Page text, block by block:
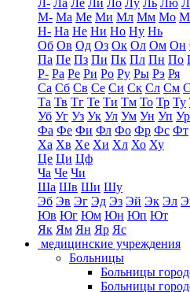
Л- Ла Ле Ли Ло Лу Ль Лю
М- Ма Ме Ми Мл Мм Мо
Н- На Не Ни Но Ну Нь
Об Ов Од Оз Ок Ол Ом Он
Па Пе Пз Пи Пк Пл Пн По
Р- Ра Ре Ри Ро Ру Ры Рэ Ря
Са Сб Св Се Си Ск Сл См
Та Тв Тг Те Ти Тм То Тр Ту
Уб Уг Уз Ук Ул Ум Ун Уп Ур
Фа Фе Фи Фл Фо Фр Фс Фт
Ха Хв Хе Хи Хл Хо Ху
Це Ци Цф
Ча Че Чи
Ша Шв Ши Шу
Эб Эв Эг Эд Эз Эй Эк Эл
Юв Юг Юм Юн Юп Ют
Як Ям Ян Яр Яс
медицинские учреждения
Больницы
Больницы
Больницы